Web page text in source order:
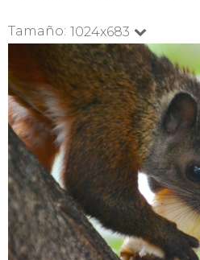
Tamaño: 1024x683 